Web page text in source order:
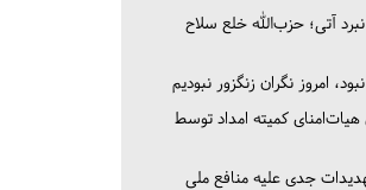
آتی؛ حزب‌الله خلع سلاح
امروز نگران زنگزور نبودیم
کمیته امداد توسط
جدی علیه منافع ملی